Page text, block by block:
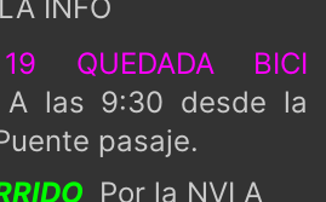
INFO
QUEDADA BICI
A las 9:30 desde la
pasaje.
Por la NVI A